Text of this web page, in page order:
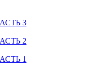
3
2
1